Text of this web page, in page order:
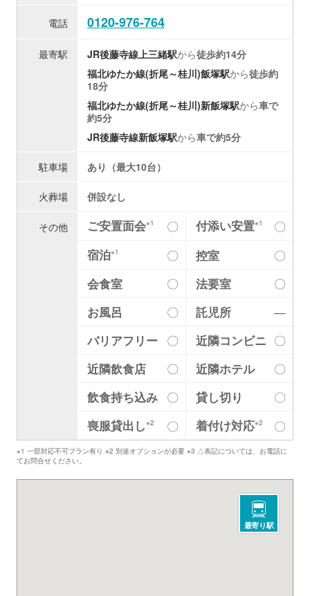
電話 0120-976-764
最寄駅 JR後藤寺線上三緒駅から徒歩約14分
福北ゆたか線(折尾～桂川)飯塚駅から徒歩約
18分
福北ゆたか線(折尾～桂川)新飯塚駅から車で
約5分
JR後藤寺線新飯塚駅から車で約5分
駐車場 あり（最大10台）
火葬場 併設なし
その他 ご安置面会※1 〇 付添い安置※1
〇
宿泊※1 〇 控室
〇
会食室
〇 法要室
〇
お風呂
〇 託児所
―
バリアフリー 〇 近隣コンビニ 〇
近隣飲食店
〇 近隣ホテル
〇
飲食持ち込み 〇 貸し切り
〇
喪服貸出し※2 〇 着付け対応※2 〇
※1 一部対応不可プラン有り ※2 別途オプションが必要 ※3 △表記については、お電話に
てお問合せください。
最寄り駅